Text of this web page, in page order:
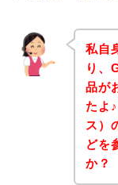
私自
り、
品が
たよ
ス）
どを
か？